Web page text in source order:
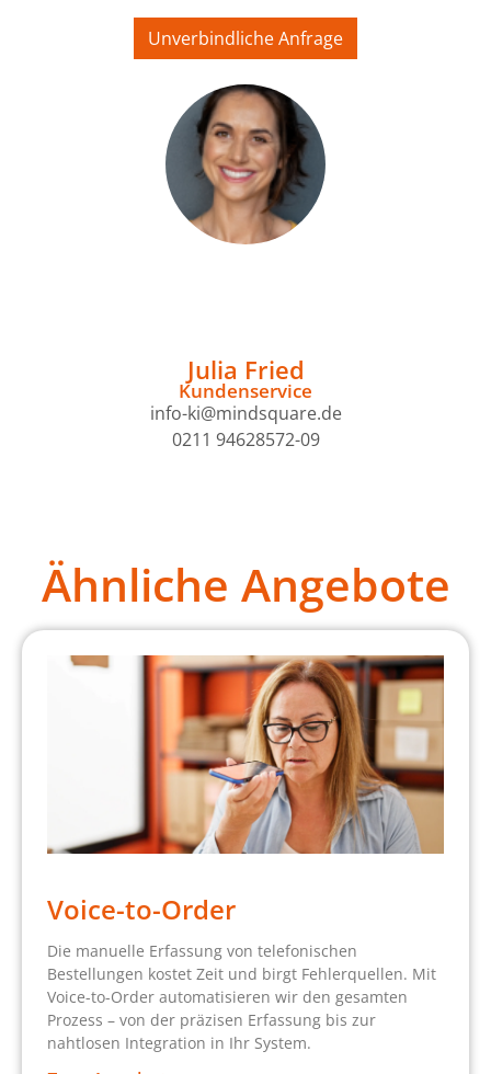
Unverbindliche Anfrage
Julia Fried
Kundenservice
info-ki@mindsquare.de
0211 94628572-09
Ähnliche Angebote
Voice-to-Order
Die manuelle Erfassung von telefonischen
Bestellungen kostet Zeit und birgt Fehlerquellen. Mit
Voice-to-Order automatisieren wir den gesamten
Prozess – von der präzisen Erfassung bis zur
nahtlosen Integration in Ihr System.